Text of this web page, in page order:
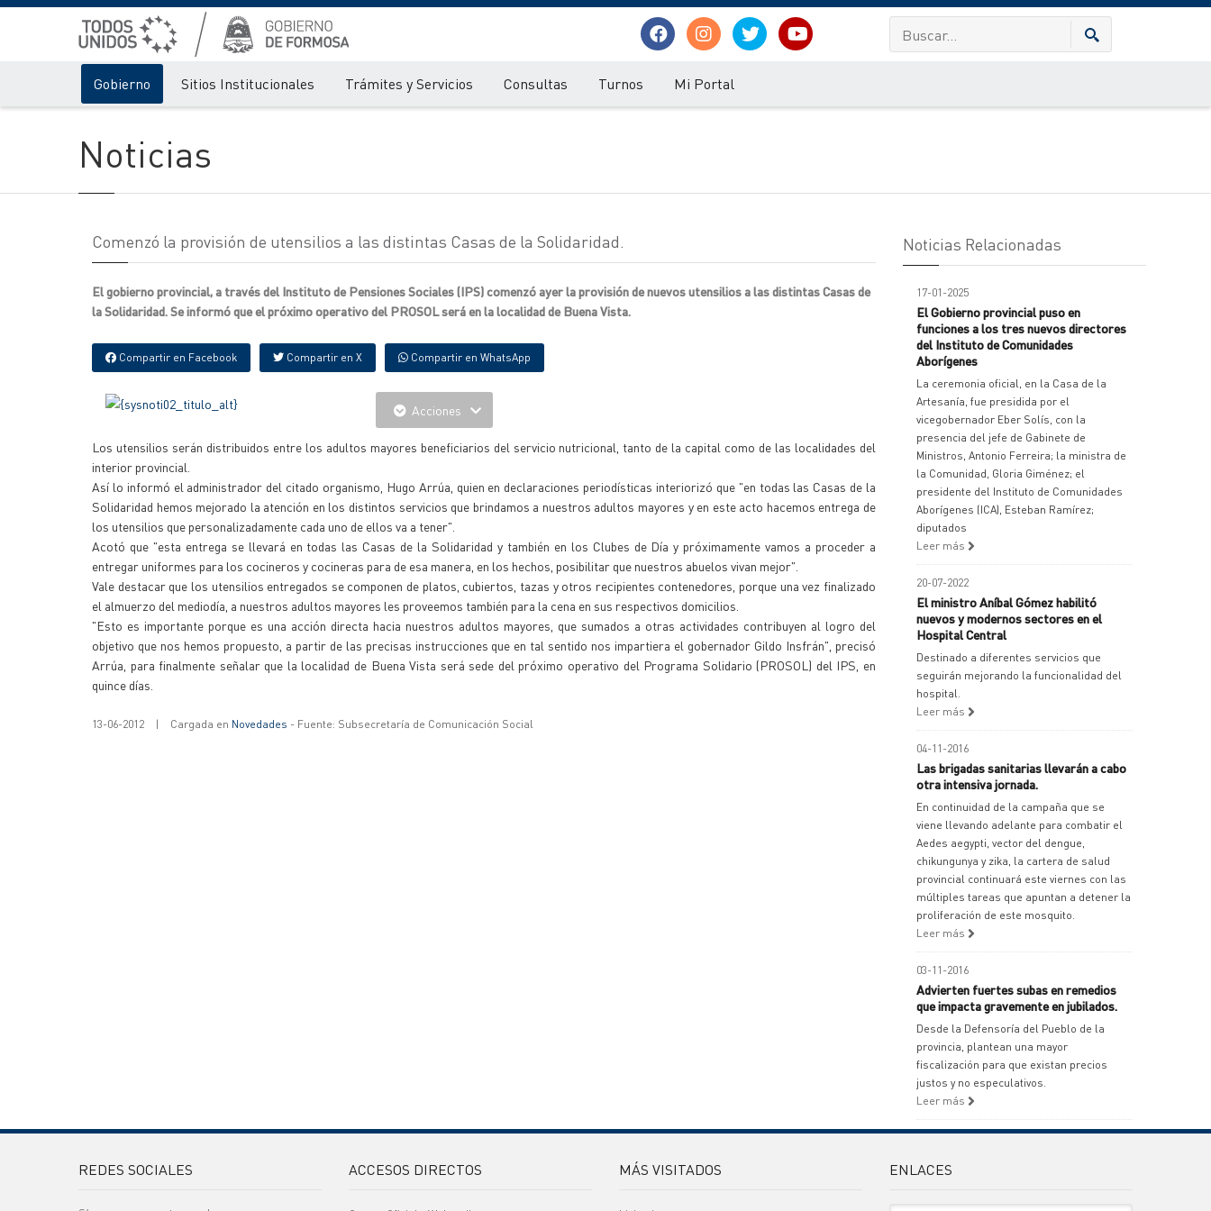
Gobierno Sitios Institucionales Trámites y Servicios Consultas Turnos Mi Portal
Noticias
Comenzó la provisión de utensilios a las distintas Casas de la Solidaridad.
El gobierno provincial, a través del Instituto de Pensiones Sociales (IPS) comenzó ayer la provisión de nuevos utensilios a las distintas Casas de
la Solidaridad. Se informó que el próximo operativo del PROSOL será en la localidad de Buena Vista.
Compartir en Facebook Compartir en X Compartir en WhatsApp
Acciones
Los utensilios serán distribuidos entre los adultos mayores beneficiarios del servicio nutricional, tanto de la capital como de las localidades del
interior provincial.
Así lo informó el administrador del citado organismo, Hugo Arrúa, quien en declaraciones periodísticas interiorizó que "en todas las Casas de la
Solidaridad hemos mejorado la atención en los distintos servicios que brindamos a nuestros adultos mayores y en este acto hacemos entrega de
los utensilios que personalizadamente cada uno de ellos va a tener".
Acotó que "esta entrega se llevará en todas las Casas de la Solidaridad y también en los Clubes de Día y próximamente vamos a proceder a
entregar uniformes para los cocineros y cocineras para de esa manera, en los hechos, posibilitar que nuestros abuelos vivan mejor".
Vale destacar que los utensilios entregados se componen de platos, cubiertos, tazas y otros recipientes contenedores, porque una vez finalizado
el almuerzo del mediodía, a nuestros adultos mayores les proveemos también para la cena en sus respectivos domicilios.
"Esto es importante porque es una acción directa hacia nuestros adultos mayores, que sumados a otras actividades contribuyen al logro del
objetivo que nos hemos propuesto, a partir de las precisas instrucciones que en tal sentido nos impartiera el gobernador Gildo Insfrán", precisó
Arrúa, para finalmente señalar que la localidad de Buena Vista será sede del próximo operativo del Programa Solidario (PROSOL) del IPS, en
quince días.
13-06-2012 | Cargada en Novedades - Fuente: Subsecretaría de Comunicación Social
Noticias Relacionadas
17-01-2025
El Gobierno provincial puso en
funciones a los tres nuevos directores
del Instituto de Comunidades
Aborígenes
La ceremonia oficial, en la Casa de la
Artesanía, fue presidida por el
vicegobernador Eber Solís, con la
presencia del jefe de Gabinete de
Ministros, Antonio Ferreira; la ministra de
la Comunidad, Gloria Giménez; el
presidente del Instituto de Comunidades
Aborígenes (ICA), Esteban Ramírez;
diputados
Leer más
20-07-2022
El ministro Aníbal Gómez habilitó
nuevos y modernos sectores en el
Hospital Central
Destinado a diferentes servicios que
seguirán mejorando la funcionalidad del
hospital.
Leer más
04-11-2016
Las brigadas sanitarias llevarán a cabo
otra intensiva jornada.
En continuidad de la campaña que se
viene llevando adelante para combatir el
Aedes aegypti, vector del dengue,
chikungunya y zika, la cartera de salud
provincial continuará este viernes con las
múltiples tareas que apuntan a detener la
proliferación de este mosquito.
Leer más
03-11-2016
Advierten fuertes subas en remedios
que impacta gravemente en jubilados.
Desde la Defensoría del Pueblo de la
provincia, plantean una mayor
fiscalización para que existan precios
justos y no especulativos.
Leer más
REDES SOCIALES ACCESOS DIRECTOS MÁS VISITADOS ENLACES